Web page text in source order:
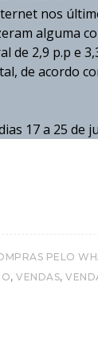
nos
alguma
2,9 p.p e
de acordo
17 a 25 de
PELO
, VENDAS,